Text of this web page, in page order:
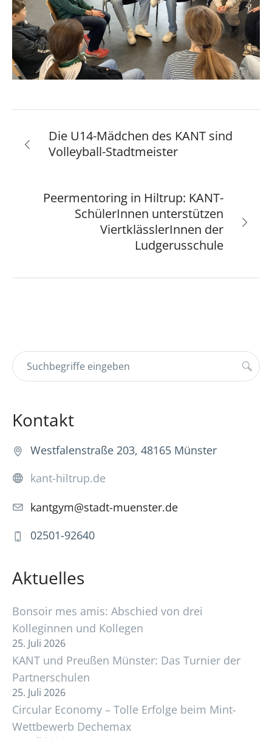
Die U14-Mädchen des KANT sind
Volleyball-Stadtmeister
Peermentoring in Hiltrup: KANT-
SchülerInnen unterstützen
ViertklässlerInnen der
Ludgerusschule
Kontakt
Westfalenstraße 203, 48165 Münster
kant-hiltrup.de
kantgym@stadt-muenster.de
02501-92640
Aktuelles
Bonsoir mes amis: Abschied von drei
Kolleginnen und Kollegen
25. Juli 2026
KANT und Preußen Münster: Das Turnier der
Partnerschulen
25. Juli 2026
Circular Economy – Tolle Erfolge beim Mint-
Wettbewerb Dechemax